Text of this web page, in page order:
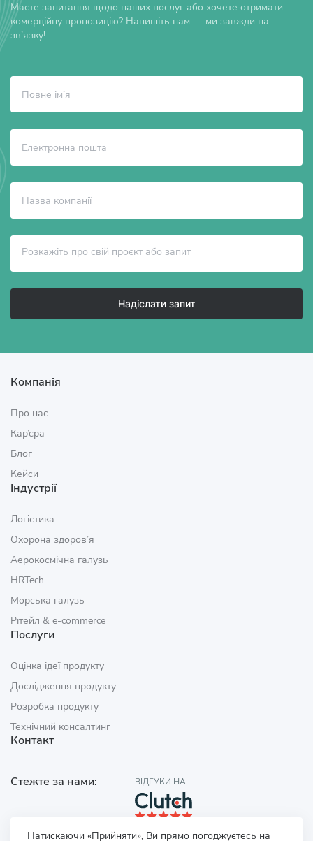
Натискаючи «Прийняти», Ви прямо погоджуєтесь на
Маєте запитання щодо наших послуг або хочете отримати
комерційну пропозицію? Напишіть нам — ми завжди на
зв’язку!
Надіслати запит
Компанія
Про нас
Кар’єра
Блог
Кейси
Індустрії
Логістика
Охорона здоров’я
Аерокосмічна галузь
HRTech
Морська галузь
Рітейл & e‑commerce
Послуги
Оцінка ідеї продукту
Дослідження продукту
Розробка продукту
Технічний консалтинг
Контакт
Стежте за нами: ВІДГУКИ НА